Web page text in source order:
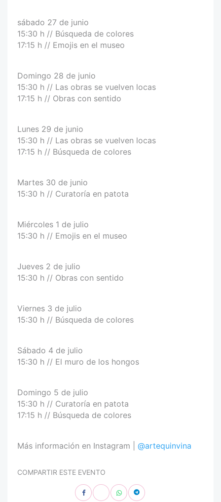
sábado 27 de junio
15:30 h // Búsqueda de colores
17:15 h // Emojis en el museo
Domingo 28 de junio
15:30 h // Las obras se vuelven locas
17:15 h // Obras con sentido
Lunes 29 de junio
15:30 h // Las obras se vuelven locas
17:15 h // Búsqueda de colores
Martes 30 de junio
15:30 h // Curatoría en patota
Miércoles 1 de julio
15:30 h // Emojis en el museo
Jueves 2 de julio
15:30 h // Obras con sentido
Viernes 3 de julio
15:30 h // Búsqueda de colores
Sábado 4 de julio
15:30 h // El muro de los hongos
Domingo 5 de julio
15:30 h // Curatoría en patota
17:15 h // Búsqueda de colores
Más información en Instagram | @artequinvina
COMPARTIR ESTE EVENTO